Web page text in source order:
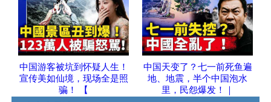
中国游客被坑到怀疑人生！
宣传美如仙境，现场全是照
骗！ 【
中国天变了？七一前死鱼遍
地、地震，半个中国泡水
里，民怨爆发！｜